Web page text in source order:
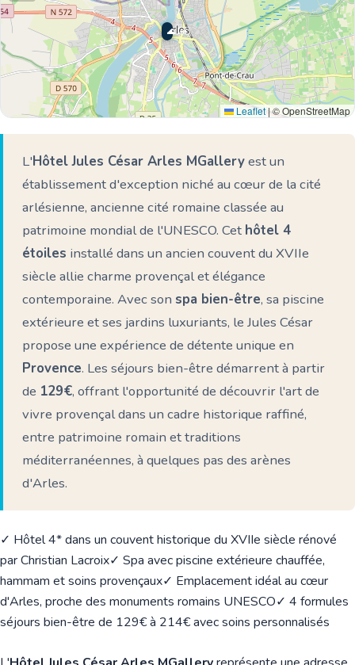
🌊 Ici
Leaflet|© OpenStreetMap
L'Hôtel Jules César Arles MGalleryest un
établissement d'exception niché au cœur de la cité
arlésienne, ancienne cité romaine classée au
patrimoine mondial de l'UNESCO. Cet hôtel 4
étoiles installé dans un ancien couvent du XVIIe
siècle allie charme provençal et élégance
contemporaine. Avec son spa bien-être, sa piscine
extérieure et ses jardins luxuriants, le Jules César
propose une expérience de détente unique en
Provence. Les séjours bien-être démarrent à partir
de 129€, offrant l'opportunité de découvrir l'art de
vivre provençal dans un cadre historique raffiné,
entre patrimoine romain et traditions
méditerranéennes, à quelques pas des arènes
d'Arles.
✓ Hôtel 4* dans un couvent historique du XVIIe siècle rénové
par Christian Lacroix✓ Spa avec piscine extérieure chauffée,
hammam et soins provençaux✓ Emplacement idéal au cœur
d'Arles, proche des monuments romains UNESCO✓ 4 formules
séjours bien-être de 129€ à 214€ avec soins personnalisés